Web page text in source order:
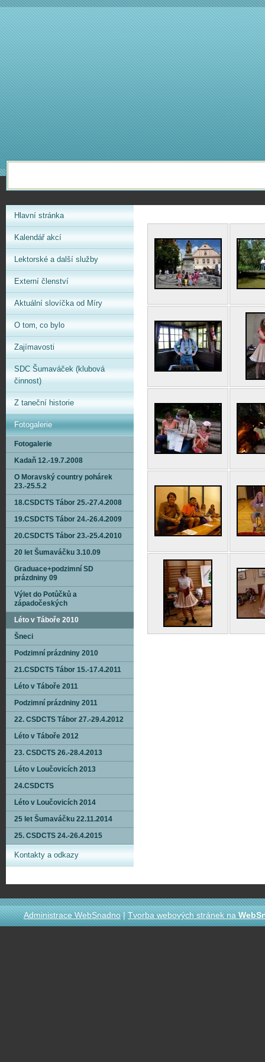
Hlavní stránka
Kalendář akcí
Lektorské a další služby
Externí členství
Aktuální slovíčka od Míry
O tom‚ co bylo
Zajímavosti
SDC Šumaváček (klubová
činnost)
Z taneční historie
Fotogalerie
Fotogalerie
Kadaň 12.-19.7.2008
O Moravský country pohárek
23.-25.5.2
18.CSDCTS Tábor 25.-27.4.2008
19.CSDCTS Tábor 24.-26.4.2009
20.CSDCTS Tábor 23.-25.4.2010
20 let Šumaváčku 3.10.09
Graduace+podzimní SD
prázdniny 09
Výlet do Potůčků a
západočeských
Léto v Táboře 2010
Šneci
Podzimní prázdniny 2010
21.CSDCTS Tábor 15.-17.4.2011
Léto v Táboře 2011
Podzimní prázdniny 2011
22. CSDCTS Tábor 27.-29.4.2012
Léto v Táboře 2012
23. CSDCTS 26.-28.4.2013
Léto v Loučovicích 2013
24.CSDCTS
Léto v Loučovicích 2014
25 let Šumaváčku 22.11.2014
25. CSDCTS 24.-26.4.2015
Kontakty a odkazy
Administrace WebSnadno|Tvorba webových stránek na